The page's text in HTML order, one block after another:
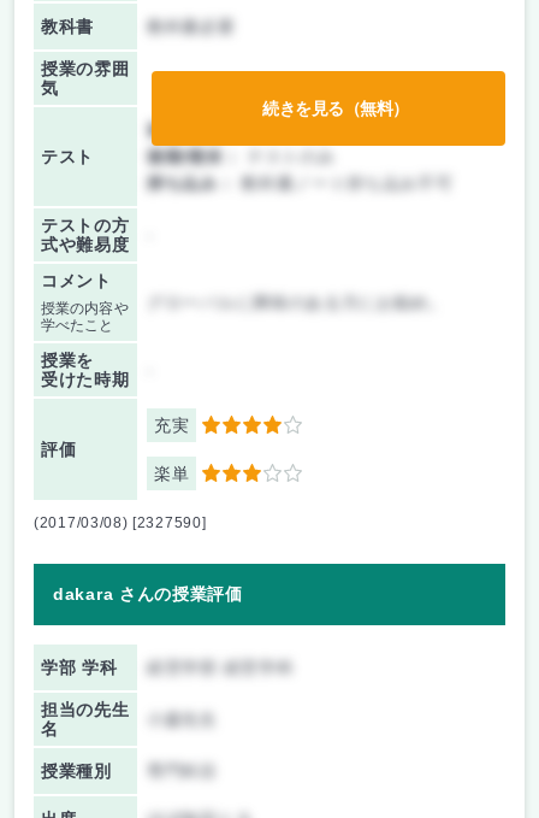
教科書 教科書必要
授業の雰囲
気
テスト
前期/中間：
後期/期末：
持ち込み：
教科書ノート持ち込み不可
テストの方
式や難易度
コメント
授業の内容や
学べたこと
グローバルに興味のある方にお勧め。
授業を
受けた時期
評価
充実 4
楽単 3
続きを見る（無料）
(2017/03/08) [2327590]
dakara さんの授業評価
学部 学科
担当の先生
名
小森先生
授業種別